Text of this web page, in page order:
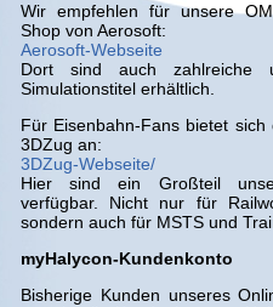
Wir empfehlen für unsere
Shop von Aerosoft:
Aerosoft-Webseite
Dort sind auch zahlreiche
Simulationstitel erhältlich.
Für Eisenbahn-Fans bietet
3DZug an:
3DZug-Webseite/
Hier sind ein Großteil
verfügbar. Nicht nur für
sondern auch für MSTS und
myHalycon-Kundenkonto
Bisherige Kunden unseres